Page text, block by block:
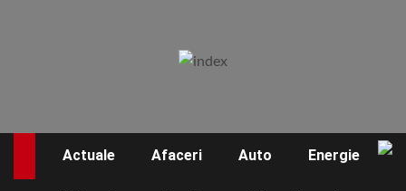
Actuale Afaceri Auto Energie